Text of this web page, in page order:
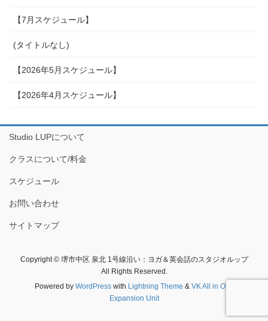
【7月スケジュール】
(タイトルなし)
【2026年5月スケジュール】
【2026年4月スケジュール】
Studio LUPについて
クラスについて/料金
スケジュール
お問い合わせ
サイトマップ
Copyright © 堺市中区 泉北 1号線沿い：ヨガ＆英会話のスタジオルップ
All Rights Reserved.
Powered by WordPresswith Lightning Theme & VK All in One
Expansion Unit